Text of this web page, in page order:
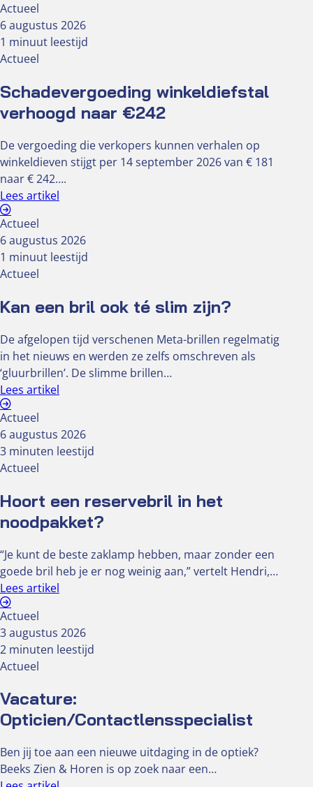
Actueel
6 augustus 2026
1 minuut leestijd
Actueel
Schadevergoeding winkeldiefstal
verhoogd naar €242
De vergoeding die verkopers kunnen verhalen op
winkeldieven stijgt per 14 september 2026 van € 181
naar € 242….
Lees artikel
Actueel
6 augustus 2026
1 minuut leestijd
Actueel
Kan een bril ook té slim zijn?
De afgelopen tijd verschenen Meta-brillen regelmatig
in het nieuws en werden ze zelfs omschreven als
‘gluurbrillen’. De slimme brillen…
Lees artikel
Actueel
6 augustus 2026
3 minuten leestijd
Actueel
Hoort een reservebril in het
noodpakket?
“Je kunt de beste zaklamp hebben, maar zonder een
goede bril heb je er nog weinig aan,” vertelt Hendri,…
Lees artikel
Actueel
3 augustus 2026
2 minuten leestijd
Actueel
Vacature:
Opticien/Contactlensspecialist
Ben jij toe aan een nieuwe uitdaging in de optiek?
Beeks Zien & Horen is op zoek naar een…